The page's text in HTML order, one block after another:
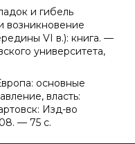
и гибель
VI в.): книга. —
университета,
основные
власть:
Изд-во
— 75 с.